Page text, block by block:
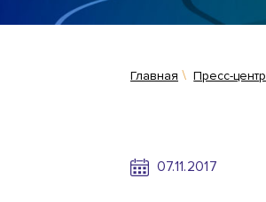
Главная Пресс-центр
07.11.2017